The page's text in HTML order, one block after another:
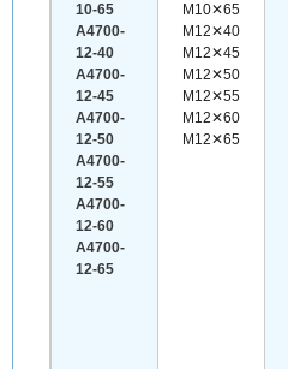
10-65
A4700-
12-40
A4700-
12-45
A4700-
12-50
A4700-
12-55
A4700-
12-60
A4700-
12-65
M10✕65
M12✕40
M12✕45
M12✕50
M12✕55
M12✕60
M12✕65